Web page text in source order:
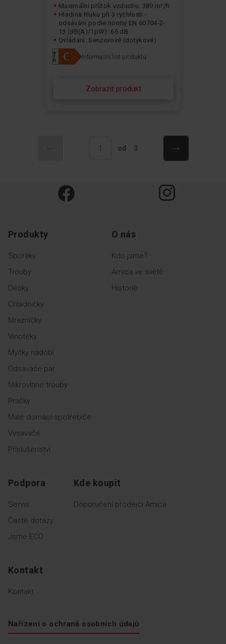
Zobrazit produkt
Maximální průtok vzduchu: 389 m³/h
Hladina hluku při 3 rychlosti -
odsávání podle normy EN 60704-2-
13 (dB(A)/1pW): 65 dB
Ovládání: Senzorové (dotykové)
Typ osvětlení: LED
Informační list produktu
Právě si prohlížíte stránku
od 3
Produkty
Sporáky
Trouby
Desky
Chladničky
Mrazničky
Vinotéky
Myčky nádobí
Odsavače par
Mikrovlnné trouby
Pračky
Malé domácí spotřebiče
Vysavače
Příslušenství
O nás
Kdo jsme?
Amica ve světě
Historie
Podpora
Servis
Časté dotazy
Jsme ECO
Kde koupit
Doporučení prodejci Amica
Kontakt
Kontakt
Nařízení o ochraně osobních údajů